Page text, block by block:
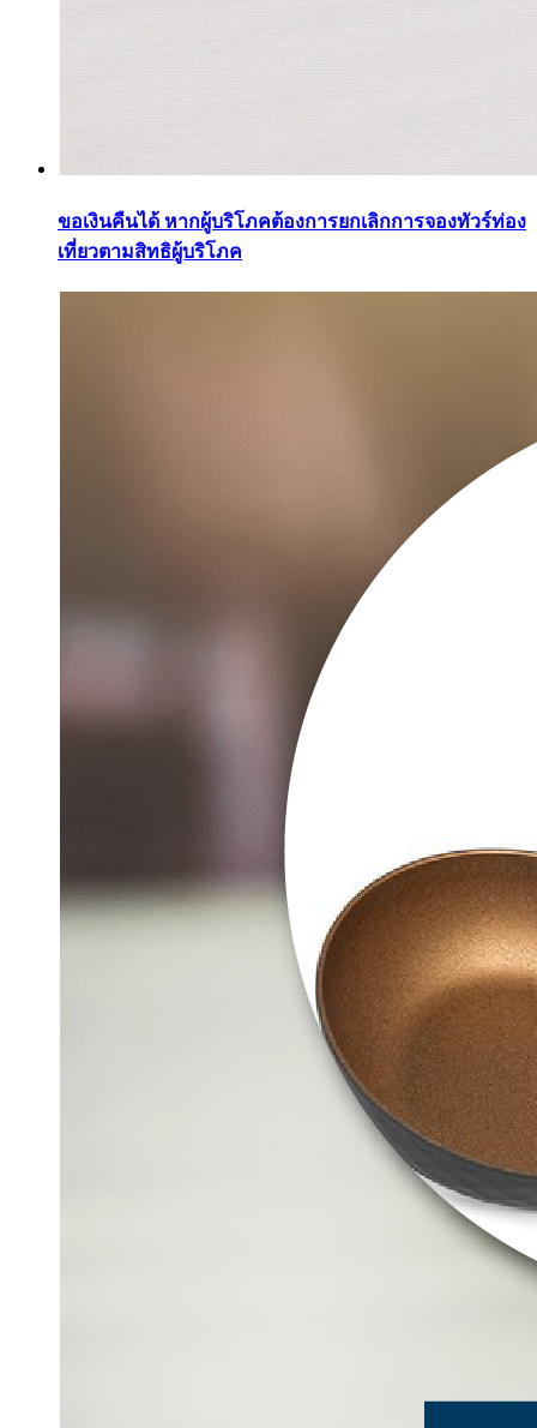
ขอเงินคืนได้ หากผู้บริโภคต้องการยกเลิกการจองทัวร์ท่อง
เที่ยวตามสิทธิผู้บริโภค